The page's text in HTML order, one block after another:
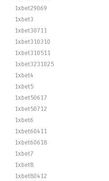
1xbet29069
1xbet3
1xbet30711
1xbet310310
1xbet310511
1xbet3231025
1xbet4
1xbet5
1xbet50617
1xbet50712
1xbet6
1xbet60411
1xbet60618
1xbet7
1xbet8
1xbet80412